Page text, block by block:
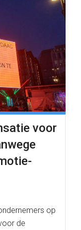
voor
op
de